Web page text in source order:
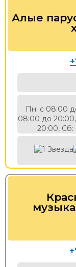
Алые
Пн: с 08:00
08:00 до
20:00, Сб:
радио,